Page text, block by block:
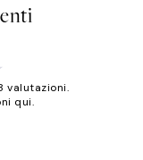
valutazioni.
qui.